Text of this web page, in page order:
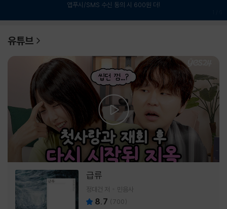
앱푸시/SMS 수신 동의 시 600원 더!
유튜브
급류
정대건 저 민음사
8.7 (700)